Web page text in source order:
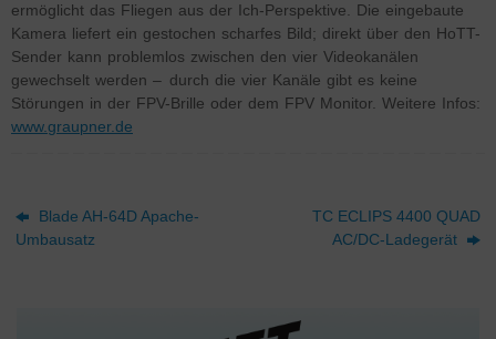
ermöglicht das Fliegen aus der Ich-Perspektive. Die eingebaute
Kamera liefert ein gestochen scharfes Bild; direkt über den HoTT-
Sender kann problemlos zwischen den vier Videokanälen
gewechselt werden – durch die vier Kanäle gibt es keine
Störungen in der FPV-Brille oder dem FPV Monitor. Weitere Infos:
www.graupner.de
Blade AH-64D Apache-
Umbausatz
TC ECLIPS 4400 QUAD
AC/DC-Ladegerät